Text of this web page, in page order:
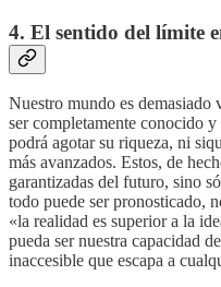
4. El sentido del límite
Nuestro mundo es
ser completamente conocido
podrá agotar su riqueza, ni
más avanzados. Estos, de
garantizadas del futuro, sino
todo puede ser pronosticado,
«la realidad es superior a la
pueda ser nuestra capacidad
inaccesible que escapa a